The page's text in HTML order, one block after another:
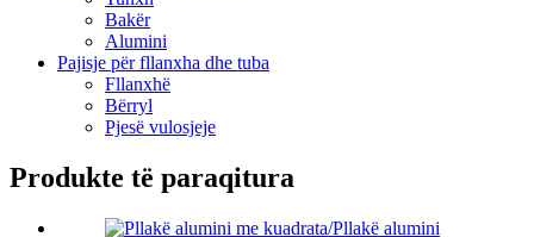
Bakër
Alumini
Pajisje për fllanxha dhe tuba
Fllanxhë
Bërryl
Pjesë vulosjeje
Produkte të paraqitura